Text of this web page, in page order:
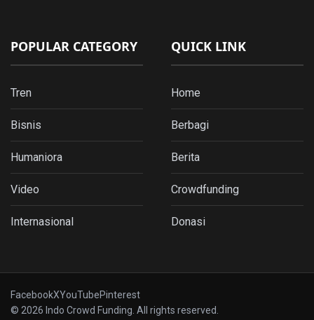
POPULAR CATEGORY
Tren
Bisnis
Humaniora
Video
Internasional
QUICK LINK
Home
Berbagi
Berita
Crowdfunding
Donasi
FacebookXYouTubePinterest
© 2026 Indo Crowd Funding. All rights reserved.